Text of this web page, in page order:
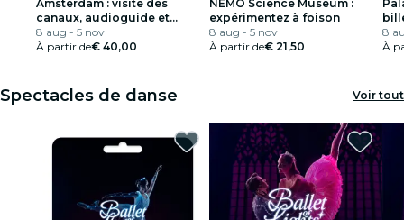
Amsterdam : visite des
canaux, audioguide et
entrée au Rijksmuseum
8 aug - 5 nov
À partir de€ 40,00
NEMO Science Museum :
expérimentez à foison
8 aug - 5 nov
À partir de€ 21,50
8
À
Spectacles de danse Voir tout